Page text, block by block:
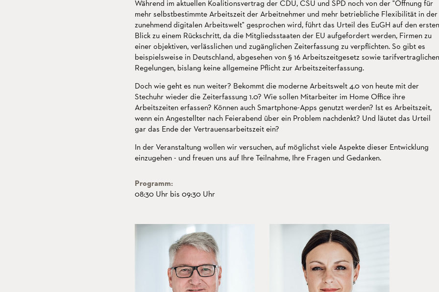
Während im aktuellen Koalitionsvertrag der CDU, CSU und SPD noch von der "Öffnung für
mehr selbstbestimmte Arbeitszeit der Arbeitnehmer und mehr betriebliche Flexibilität in der
zunehmend digitalen Arbeitswelt" gesprochen wird, führt das Urteil des EuGH auf den ersten
Blick zu einem Rückschritt, da die Mitgliedsstaaten der EU aufgefordert werden, Firmen zu
einer objektiven, verlässlichen und zugänglichen Zeiterfassung zu verpflichten. So gibt es
beispielsweise in Deutschland, abgesehen von § 16 Arbeitszeitgesetz sowie tarifvertraglichen
Regelungen, bislang keine allgemeine Pflicht zur Arbeitszeiterfassung.
Doch wie geht es nun weiter? Bekommt die moderne Arbeitswelt 4.0 von heute mit der
Stechuhr wieder die Zeiterfassung 1.0? Wie sollen Mitarbeiter im Home Office ihre
Arbeitszeiten erfassen? Können auch Smartphone-Apps genutzt werden? Ist es Arbeitszeit,
wenn ein Angestellter nach Feierabend über ein Problem nachdenkt? Und läutet das Urteil
gar das Ende der Vertrauensarbeitszeit ein?
In der Veranstaltung wollen wir versuchen, auf möglichst viele Aspekte dieser Entwicklung
einzugehen - und freuen uns auf Ihre Teilnahme, Ihre Fragen und Gedanken.
Programm:
08:30 Uhr bis 09:30 Uhr